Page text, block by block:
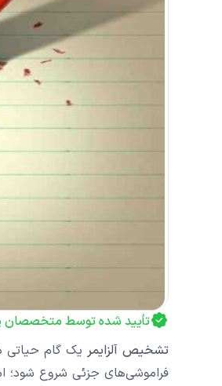
تأیید شده توسط
تشخیص آلزایمریک گام حیاتی
فراموشی‌های جزئی شروع شود؛